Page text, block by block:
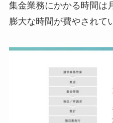
集金業務にかかる時間は
膨大な時間が費やされて